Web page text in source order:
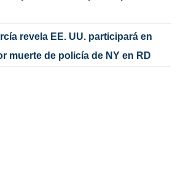
revela EE. UU. participará en
muerte de policía de NY en RD